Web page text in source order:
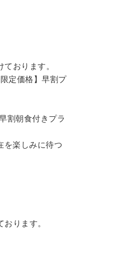
おります。
限定価格】早割プ
割朝食付きプラ
を楽しみに待つ
おります。